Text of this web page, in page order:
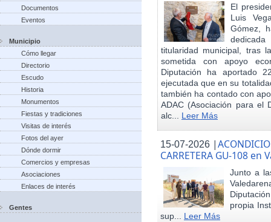
Documentos
Eventos
Municipio
Cómo llegar
Directorio
Escudo
Historia
Monumentos
Fiestas y tradiciones
Visitas de interés
Fotos del ayer
Dónde dormir
Comercios y empresas
Asociaciones
Enlaces de interés
Gentes
El
Luis
Gómez,
titularidad municipal, tras
sometida con apoyo
Diputación ha aportado
ejecutada que en su
también ha contado con
ADAC (Asociación para el
alc... Leer Más
15-07-2026 |
CARRETERA GU-108 en
Junto a
propia
sup... Leer Más